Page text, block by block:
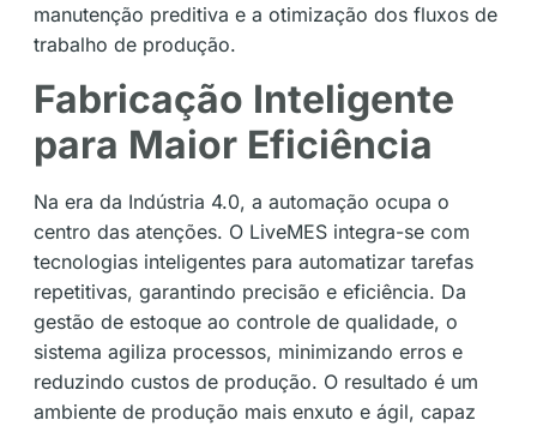
manutenção preditiva e a otimização dos fluxos de
trabalho de produção.
Fabricação Inteligente
para Maior Eficiência
Na era da Indústria 4.0, a automação ocupa o
centro das atenções. O LiveMES integra-se com
tecnologias inteligentes para automatizar tarefas
repetitivas, garantindo precisão e eficiência. Da
gestão de estoque ao controle de qualidade, o
sistema agiliza processos, minimizando erros e
reduzindo custos de produção. O resultado é um
ambiente de produção mais enxuto e ágil, capaz